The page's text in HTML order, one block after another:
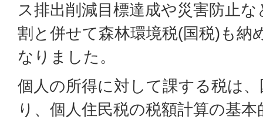
ス排出削減目標達成や災害防止
割と併せて森林環境税(国税)も納
なりました。
個人の所得に対して課する税は
り、個人住民税の税額計算の基